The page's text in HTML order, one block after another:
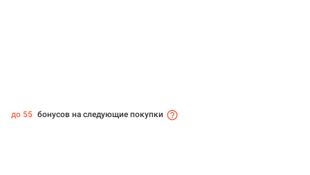
до 55 бонусов на следующие покупки